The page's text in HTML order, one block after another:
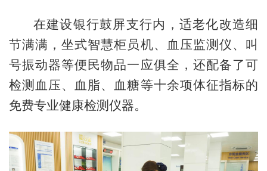
在建设银行鼓屏支行内，适老化改造细
节满满，坐式智慧柜员机、血压监测仪、叫
号振动器等便民物品一应俱全，还配备了可
检测血压、血脂、血糖等十余项体征指标的
免费专业健康检测仪器。